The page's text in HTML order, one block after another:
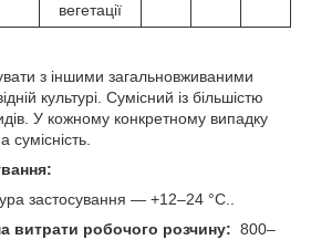
вегетації
з іншими загальновживаними
культурі. Сумісний із більшістю
У кожному конкретному випадку
сумісність.
застосування — +12–24 °С..
витрати робочого розчину: 800–